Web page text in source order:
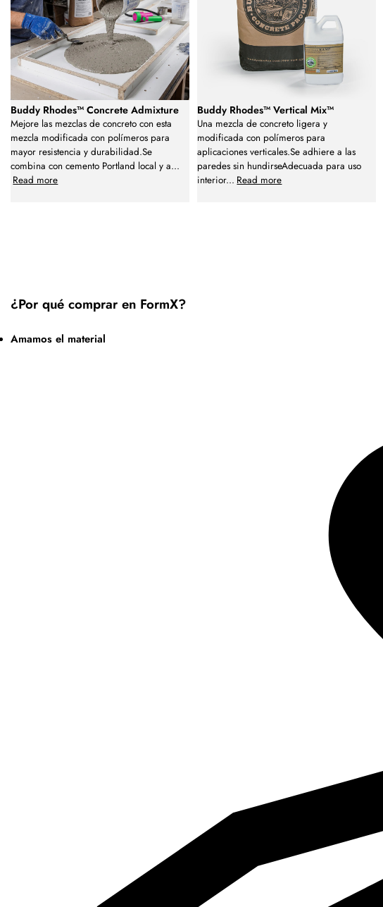
Buddy Rhodes™ Concrete Admixture
Mejore las mezclas de concreto con esta
mezcla modificada con polímeros para
mayor resistencia y durabilidad.Se
combina con cemento Portland local y a...
Read more
Buddy Rhodes™ Vertical Mix™
Una mezcla de concreto ligera y
modificada con polímeros para
aplicaciones verticales.Se adhiere a las
paredes sin hundirseAdecuada para uso
interior... Read more
¿Por qué comprar en FormX?
Amamos el material